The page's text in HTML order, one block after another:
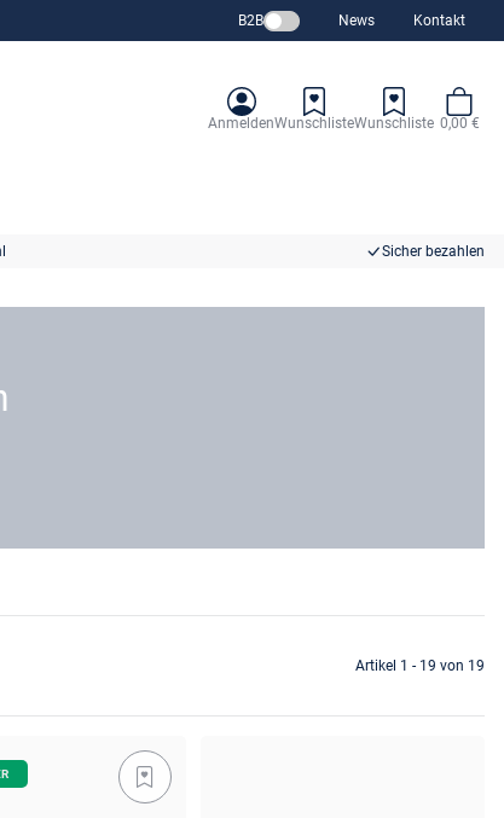
B2B News Kontakt
AnmeldenWunschlisteWunschliste 0,00 €
Sicher bezahlen
Artikel 1 - 19 von 19